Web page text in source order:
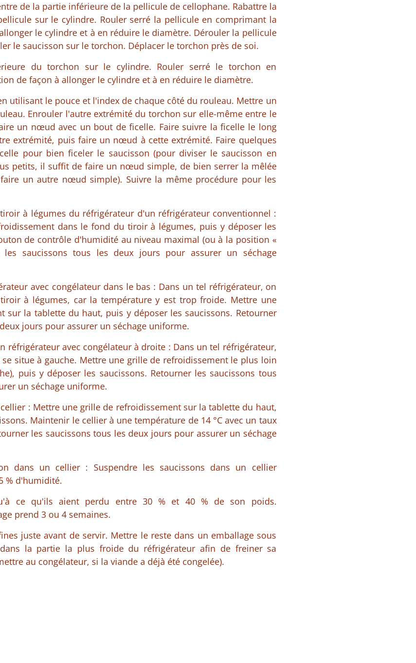
de la partie inférieure de la pellicule de cellophane. Rabattre la
sur le cylindre. Rouler serré la pellicule en comprimant la
le cylindre et à en réduire le diamètre. Dérouler la pellicule
le saucisson sur le torchon. Déplacer le torchon près de soi.
du torchon sur le cylindre. Rouler serré le torchon en
de façon à allonger le cylindre et à en réduire le diamètre.
utilisant le pouce et l'index de chaque côté du rouleau. Mettre un
Enrouler l'autre extrémité du torchon sur elle-même entre le
un nœud avec un bout de ficelle. Faire suivre la ficelle le long
extrémité, puis faire un nœud à cette extrémité. Faire quelques
pour bien ficeler le saucisson (pour diviser le saucisson en
petits, il suffit de faire un nœud simple, de bien serrer la mêlée
un autre nœud simple). Suivre la même procédure pour les
à légumes du réfrigérateur d'un réfrigérateur conventionnel :
dans le fond du tiroir à légumes, puis y déposer les
de contrôle d'humidité au niveau maximal (ou à la position «
les saucissons tous les deux jours pour assurer un séchage
avec congélateur dans le bas : Dans un tel réfrigérateur, on
à légumes, car la température y est trop froide. Mettre une
sur la tablette du haut, puis y déposer les saucissons. Retourner
jours pour assurer un séchage uniforme.
réfrigérateur avec congélateur à droite : Dans un tel réfrigérateur,
situe à gauche. Mettre une grille de refroidissement le plus loin
puis y déposer les saucissons. Retourner les saucissons tous
un séchage uniforme.
: Mettre une grille de refroidissement sur la tablette du haut,
Maintenir le cellier à une température de 14 °C avec un taux
les saucissons tous les deux jours pour assurer un séchage
dans un cellier : Suspendre les saucissons dans un cellier
% d'humidité.
ce qu'ils aient perdu entre 30 % et 40 % de son poids.
prend 3 ou 4 semaines.
juste avant de servir. Mettre le reste dans un emballage sous
la partie la plus froide du réfrigérateur afin de freiner sa
au congélateur, si la viande a déjà été congelée).